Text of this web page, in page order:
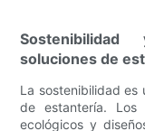
soluciones de
La sostenibilidad es
de estantería. Los
ecológicos y